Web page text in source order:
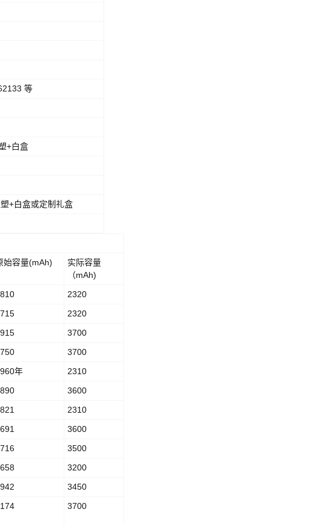
等
+白盒
+白盒或定制礼盒
始容量(mAh)
实际容量
（mAh)
2320
2320
3700
3700
年
2310
3600
2310
3600
3500
3200
3450
3700